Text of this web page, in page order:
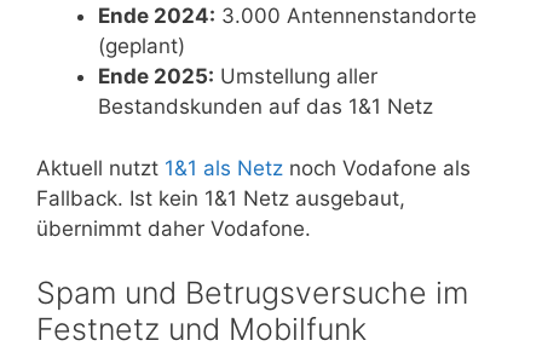
Ende 2024: 3.000 Antennenstandorte
(geplant)
Ende 2025: Umstellung aller
Bestandskunden auf das 1&1 Netz
Aktuell nutzt 1&1 als Netz noch Vodafone als
Fallback. Ist kein 1&1 Netz ausgebaut,
übernimmt daher Vodafone.
Spam und Betrugsversuche im
Festnetz und Mobilfunk